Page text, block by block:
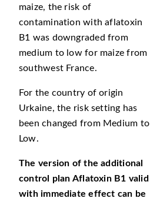
maize, the risk of
contamination with aflatoxin
B1 was downgraded from
medium to low for maize from
southwest France.
For the country of origin
Urkaine, the risk setting has
been changed from Medium to
Low.
The version of the additional
control plan Aflatoxin B1 valid
with immediate effect can be